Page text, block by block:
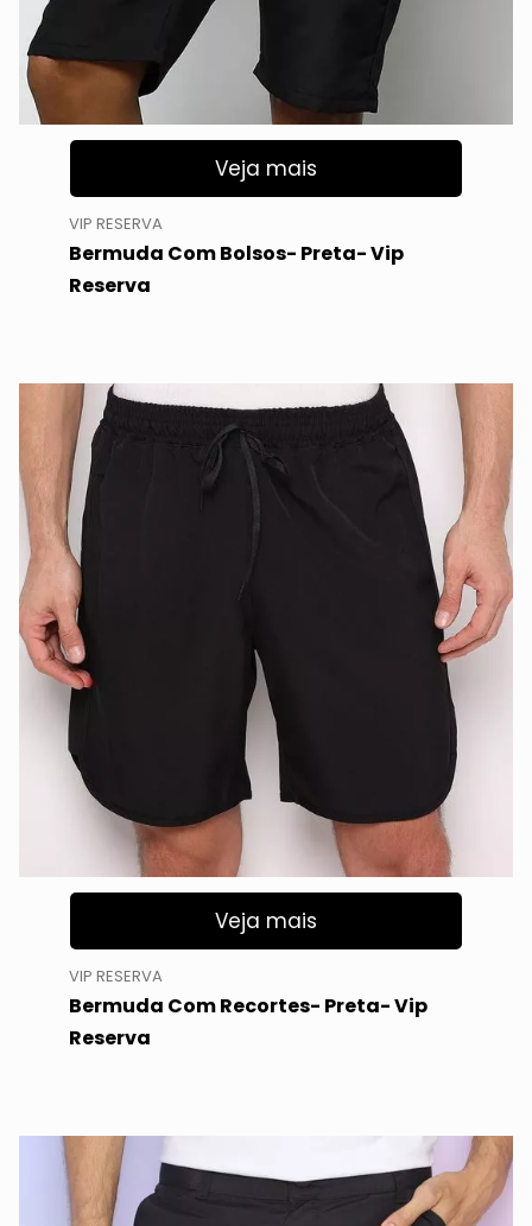
Veja mais
VIP RESERVA
Bermuda Com Bolsos- Preta- Vip
Reserva
Veja mais
VIP RESERVA
Bermuda Com Recortes- Preta- Vip
Reserva